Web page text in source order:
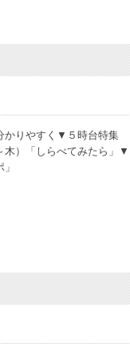
かりやすく▼５時台特集
木）「しらべてみたら」